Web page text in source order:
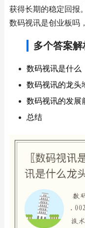
获得长期的稳定回报
数码视讯是创业板吗
多个答案解
数码视讯是什么
数码视讯的龙头
数码视讯的发展
总结